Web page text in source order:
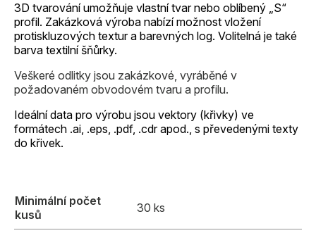
3D tvarování umožňuje vlastní tvar nebo oblíbený „S“
profil. Zakázková výroba nabízí možnost vložení
protiskluzových textur a barevných log. Volitelná je také
barva textilní šňůrky.
Veškeré odlitky jsou zakázkové, vyráběné v
požadovaném obvodovém tvaru a profilu.
Ideální data pro výrobu jsou vektory (křivky) ve
formátech .ai, .eps, .pdf, .cdr apod., s převedenými texty
do křivek.
Minimální počet
kusů
30 ks